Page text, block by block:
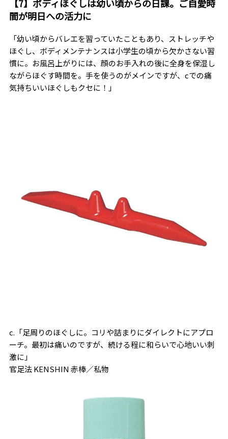
【7】ボディほぐしは幼い頃からの日課。ご自愛時
間が明日への活力に
「幼い頃からバレエを習っていたこともあり、ストレッチや
ほぐし、ボディメンテナンスは小学生の頃から欠かさない習
慣に。お風呂上がりには、顔のお手入れの後に全身を保湿し
ながらほぐす時間を。手を使うのがメインですが、cでの痛
気持ちいいほぐしもクセに！」
c.「足周りのほぐしに。コリや詰まりにダイレクトにアプロ
ーチ。最初は痛いのですが、続ける程に和らいで心地いい刺
激に」
官足法 KENSHIN 赤棒／私物